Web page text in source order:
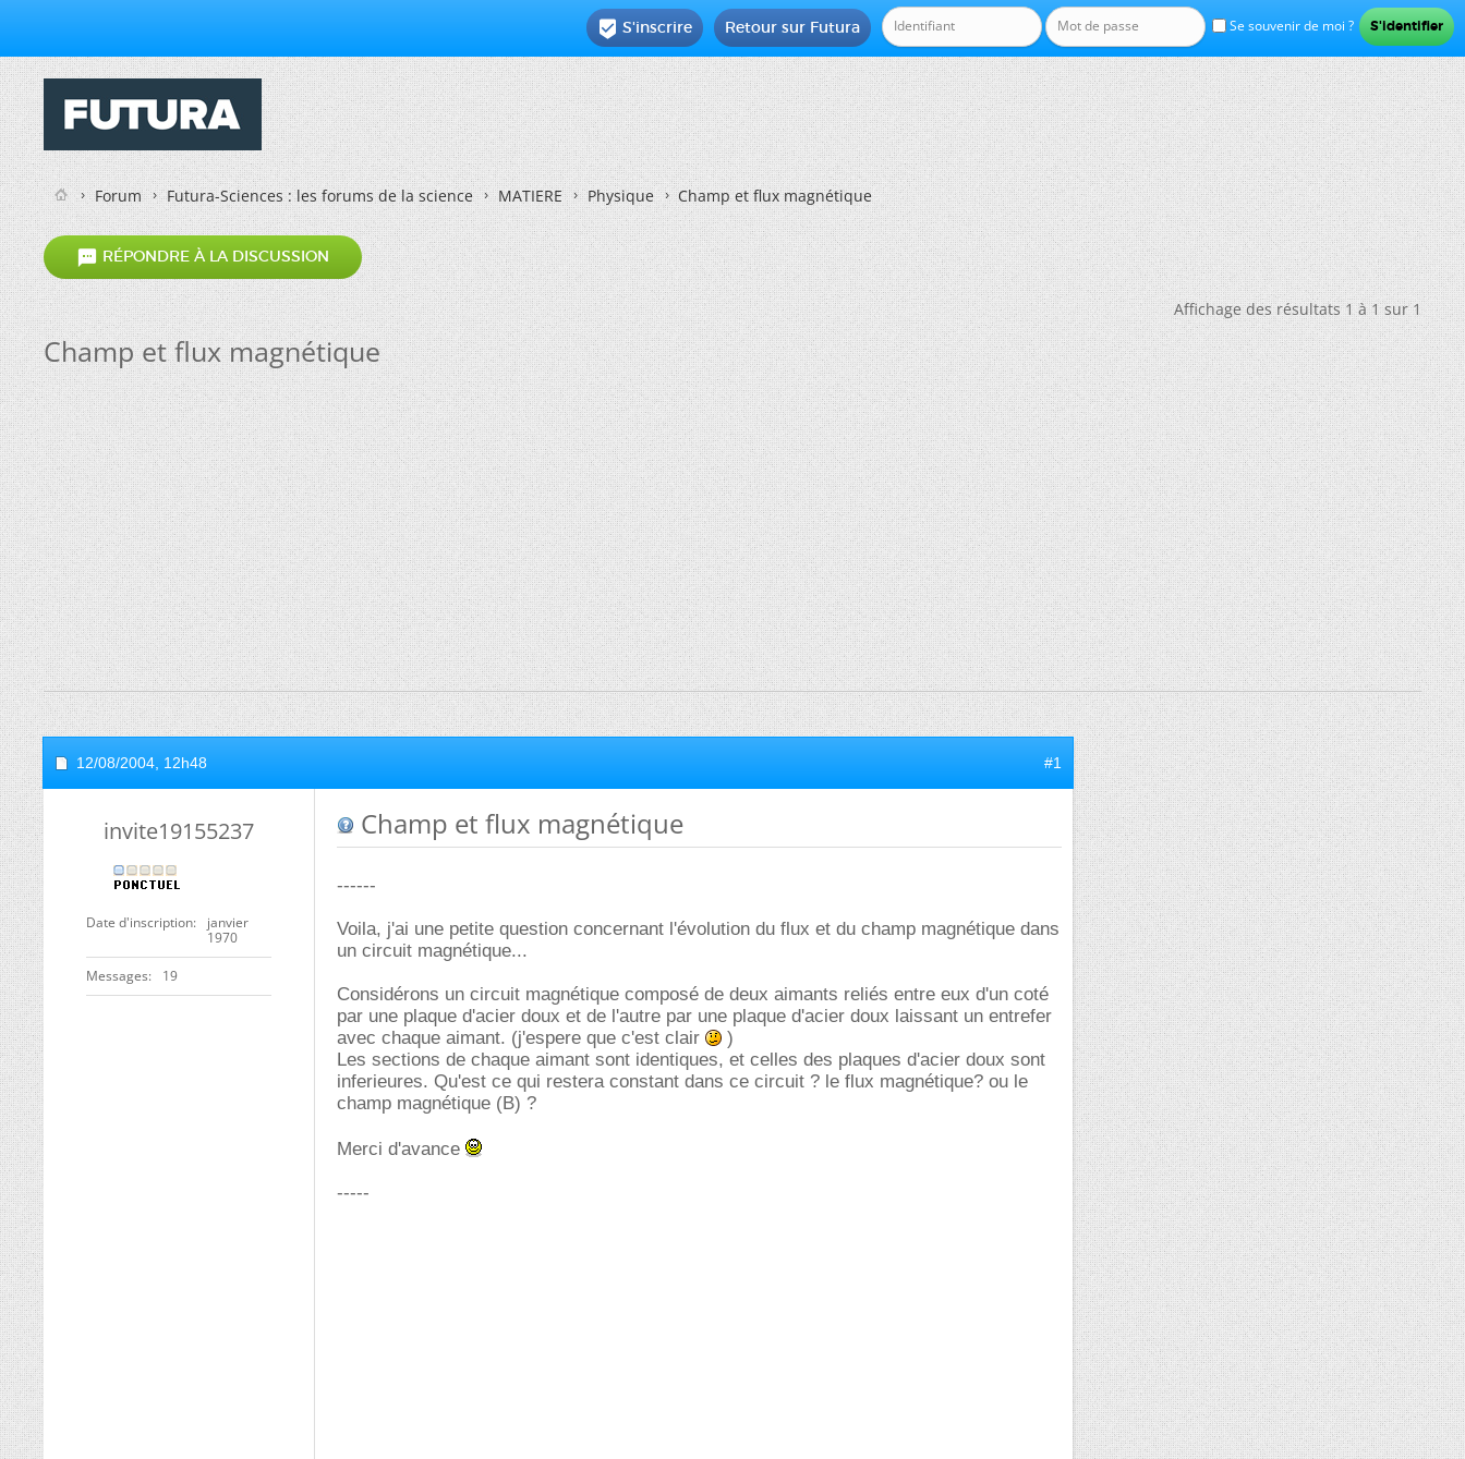
Se souvenir de moi ?
Retour sur Futura
 S'inscrire
Forum Futura-Sciences : les forums de la science MATIERE Physique Champ et flux magnétique
 RÉPONDRE À LA DISCUSSION
Affichage des résultats 1 à 1 sur 1
Champ et flux magnétique
12/08/2004, 12h48 #1
invite19155237
Date d'inscription
janvier
1970
Messages 19
Champ et flux magnétique
------
Voila, j'ai une petite question concernant l'évolution du flux et du champ magnétique dans
un circuit magnétique...
Considérons un circuit magnétique composé de deux aimants reliés entre eux d'un coté
par une plaque d'acier doux et de l'autre par une plaque d'acier doux laissant un entrefer
avec chaque aimant. (j'espere que c'est clair
)
Les sections de chaque aimant sont identiques, et celles des plaques d'acier doux sont
inferieures. Qu'est ce qui restera constant dans ce circuit ? le flux magnétique? ou le
champ magnétique (B) ?
Merci d'avance
-----